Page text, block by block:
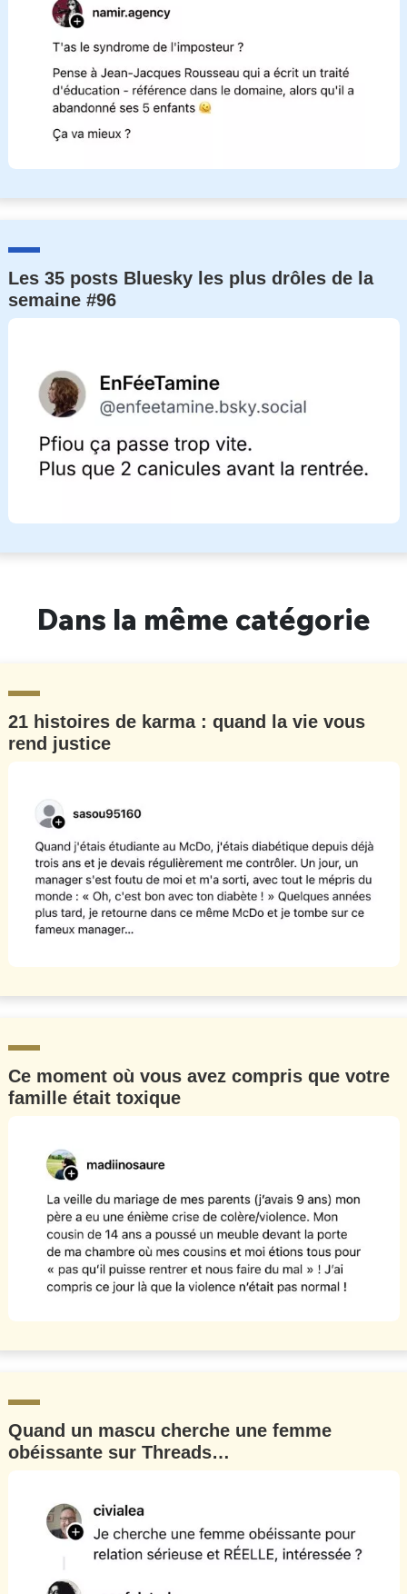
Les 35 posts Bluesky les plus drôles de la
semaine #96
Dans la même catégorie
21 histoires de karma : quand la vie vous
rend justice
Ce moment où vous avez compris que votre
famille était toxique
Quand un mascu cherche une femme
obéissante sur Threads…